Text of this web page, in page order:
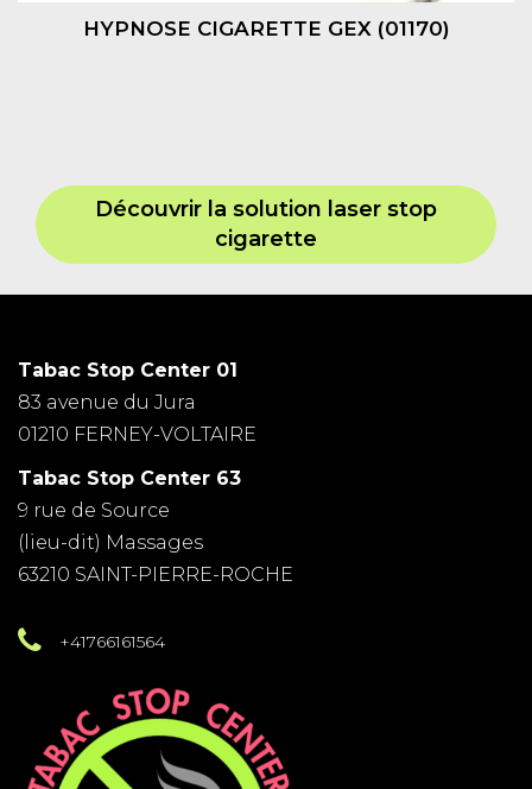
HYPNOSE CIGARETTE GEX (01170)
Découvrir la solution laser stop
cigarette
Tabac Stop Center 01
83 avenue du Jura
01210 FERNEY-VOLTAIRE
Tabac Stop Center 63
9 rue de Source
(lieu-dit) Massages
63210 SAINT-PIERRE-ROCHE
+41766161564